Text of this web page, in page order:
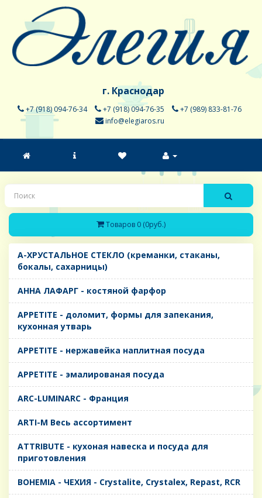
г. Краснодар
+7 (918) 094-76-34 +7 (918) 094-76-35
+7 (989) 833-81-76
info@elegiaros.ru
Товаров 0 (0руб.)
A-ХРУСТАЛЬНОЕ СТЕКЛО (креманки, стаканы,
бокалы, сахарницы)
AHHA ЛАФАРГ - костяной фарфор
APPETITE - доломит, формы для запекания,
кухонная утварь
APPETITE - нержавейка наплитная посуда
APPETITE - эмалированая посуда
ARC-LUMINARC - Франция
ARTI-M Весь ассортимент
ATTRIBUTE - кухоная навеска и посуда для
приготовления
BOHEMIA - ЧЕХИЯ - Crystalite, Crystalex, Repast, RCR